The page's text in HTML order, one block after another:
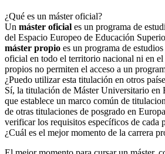
¿Qué es un máster oficial?
Un máster oficial es un programa de
del Espacio Europeo de Educación
máster propio es un programa de
oficial en todo el territorio nacional ni en el
propios no permiten el acceso a un
¿Puedo utilizar esta titulación en otros
Sí, la titulación de Máster Universitario en
que establece un marco común de
de otras titulaciones de posgrado en
verificar los requisitos específicos de cada
¿Cuál es el mejor momento de la carrera